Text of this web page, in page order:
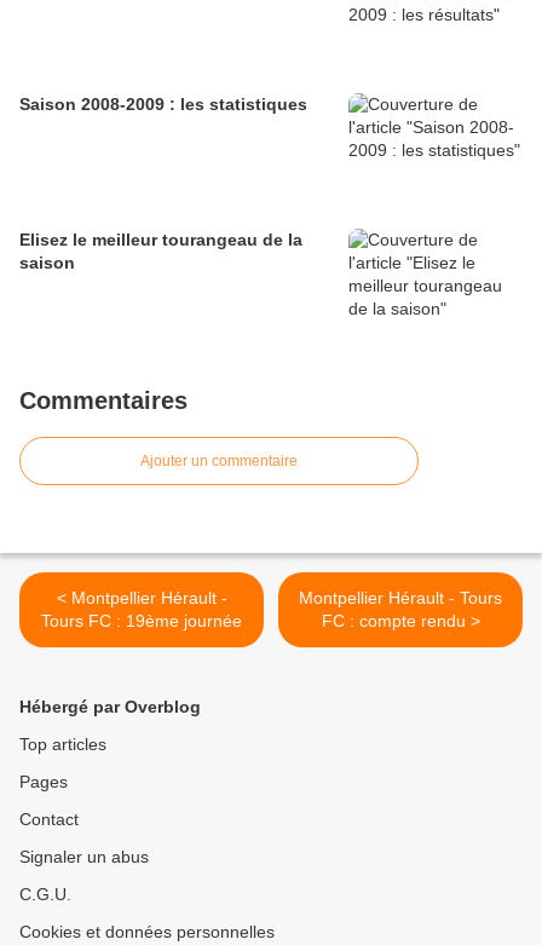
Saison 2008-2009 : les statistiques
Elisez le meilleur tourangeau de la
saison
Commentaires
Ajouter un commentaire
< Montpellier Hérault -
Tours FC : 19ème journée
Montpellier Hérault - Tours
FC : compte rendu >
Hébergé par Overblog
Top articles
Pages
Contact
Signaler un abus
C.G.U.
Cookies et données personnelles